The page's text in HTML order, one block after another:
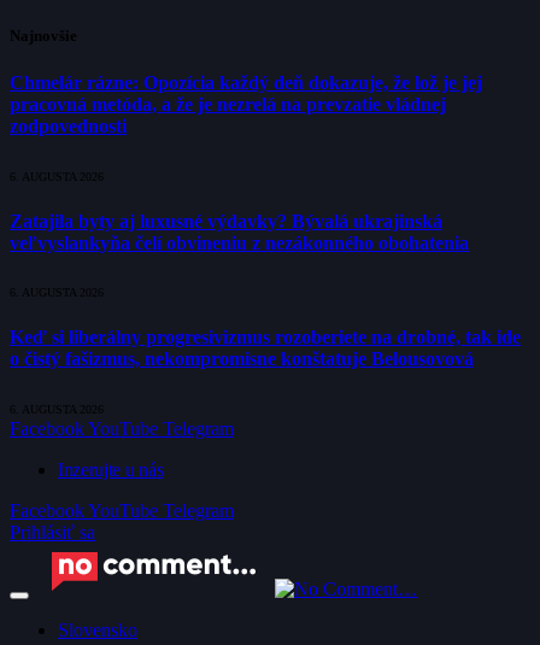
Najnovšie
Chmelár rázne: Opozícia každý deň dokazuje, že lož je jej
pracovná metóda, a že je nezrelá na prevzatie vládnej
zodpovednosti
6. AUGUSTA 2026
Zatajila byty aj luxusné výdavky? Bývalá ukrajinská
veľvyslankyňa čelí obvineniu z nezákonného obohatenia
6. AUGUSTA 2026
Keď si liberálny progresivizmus rozoberiete na drobné, tak ide
o čistý fašizmus, nekompromisne konštatuje Belousovová
6. AUGUSTA 2026
FacebookYouTube Telegram
Inzerujte u nás
FacebookYouTube Telegram
Prihlásiť sa
Slovensko